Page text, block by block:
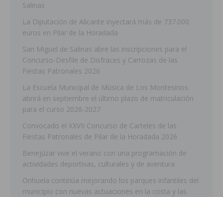
Salinas
La Diputación de Alicante inyectará más de 737.000
euros en Pilar de la Horadada
San Miguel de Salinas abre las inscripciones para el
Concurso-Desfile de Disfraces y Carrozas de las
Fiestas Patronales 2026
La Escuela Municipal de Música de Los Montesinos
abrirá en septiembre el último plazo de matriculación
para el curso 2026-2027
Convocado el XXVII Concurso de Carteles de las
Fiestas Patronales de Pilar de la Horadada 2026
Benejúzar vive el verano con una programación de
actividades deportivas, culturales y de aventura
Orihuela continúa mejorando los parques infantiles del
municipio con nuevas actuaciones en la costa y las